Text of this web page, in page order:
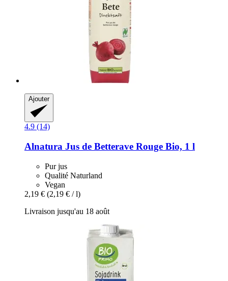
Ajouter
4.9 (14)
Alnatura Jus de Betterave Rouge Bio, 1 l
Pur jus
Qualité Naturland
Vegan
2,19 € (2,19 € / l)
Livraison jusqu'au 18 août